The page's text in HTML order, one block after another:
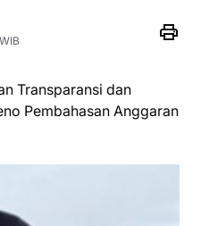
Transparansi dan
Pembahasan Anggaran